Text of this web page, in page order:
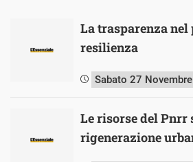
La trasparenza
resilienza
Sabato 27
Le risorse del Pnrr
rigenerazione